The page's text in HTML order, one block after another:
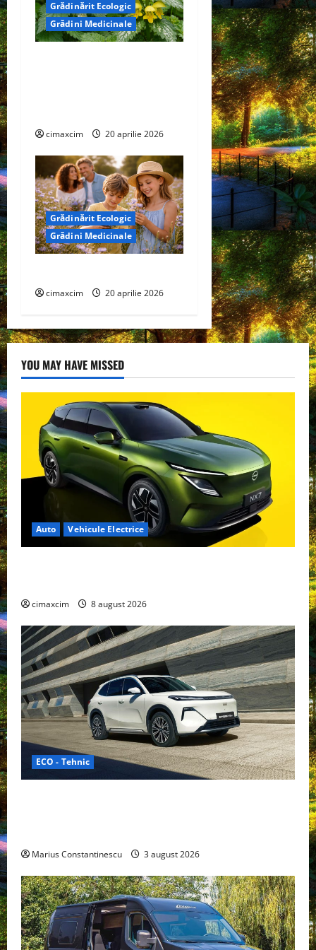
Grădinărit Ecologic
Grădini Medicinale
cimaxcim 20 aprilie 2026
Grădinărit Ecologic
Grădini Medicinale
cimaxcim 20 aprilie 2026
YOU MAY HAVE MISSED
Auto Vehicule Electrice
cimaxcim 8 august 2026
ECO - Tehnic
Marius Constantinescu 3 august 2026